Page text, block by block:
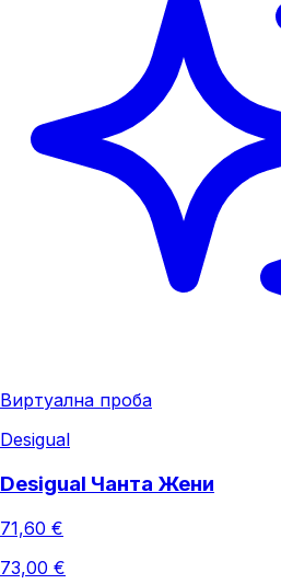
Виртуална проба
Desigual
Desigual Чанта Жени
71,60 €
73,00 €